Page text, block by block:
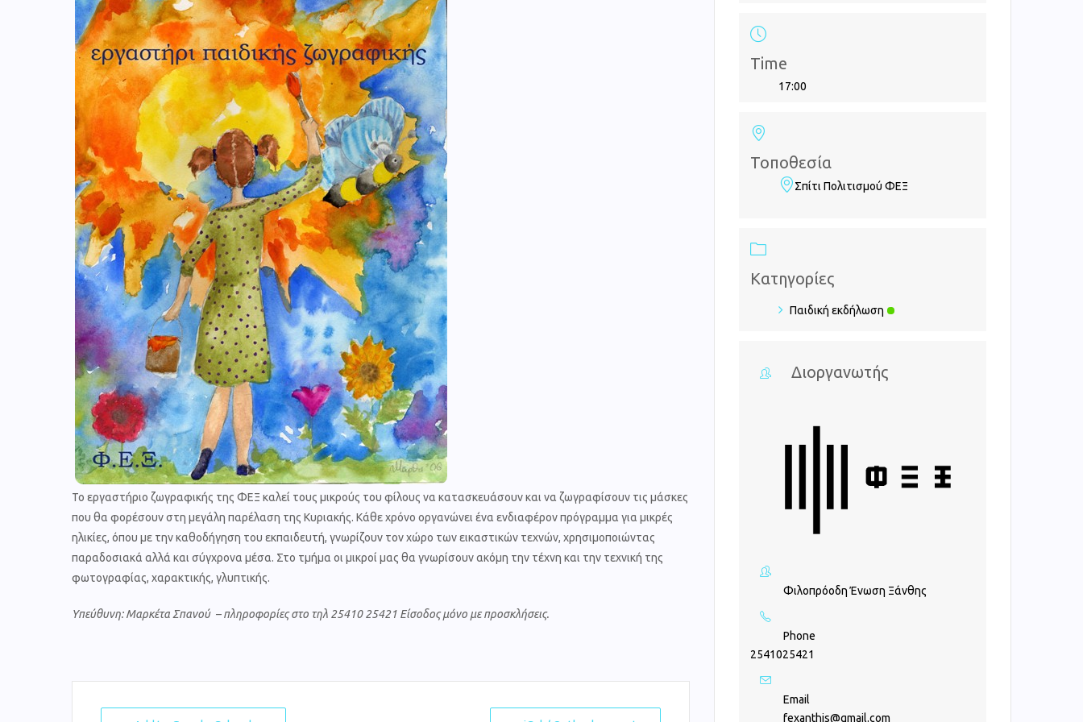
Το εργαστήριο ζωγραφικής της ΦΕΞ καλεί τους μικρούς του φίλους να κατασκευάσουν και να ζωγραφίσουν τις μάσκες
που θα φορέσουν στη μεγάλη παρέλαση της Κυριακής. Κάθε χρόνο οργανώνει ένα ενδιαφέρον πρόγραμμα για μικρές
ηλικίες, όπου με την καθοδήγηση του εκπαιδευτή, γνωρίζουν τον χώρο των εικαστικών τεχνών, χρησιμοποιώντας
παραδοσιακά αλλά και σύγχρονα μέσα. Στο τμήμα οι μικροί μας θα γνωρίσουν ακόμη την τέχνη και την τεχνική της
φωτογραφίας, χαρακτικής, γλυπτικής.
Υπεύθυνη:Μαρκέτα Σπανού – πληροφορίες στο τηλ 25410 25421 Είσοδος μόνο με προσκλήσεις.
Time
17:00
Τοποθεσία
Σπίτι Πολιτισμού ΦΕΞ
Κατηγορίες
Παιδική εκδήλωση
Διοργανωτής
Φιλοπρόοδη Ένωση Ξάνθης
Phone
2541025421
Email
fexanthis@gmail.com